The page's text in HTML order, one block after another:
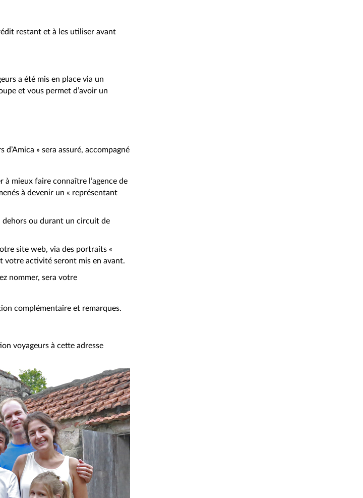
restant et à les utiliser avant
a été mis en place via un
et vous permet d’avoir un
d’Amica » sera assuré, accompagné
mieux faire connaître l’agence de
à devenir un « représentant
dehors ou durant un circuit de
site web, via des portraits «
votre activité seront mis en avant.
nommer, sera votre
complémentaire et remarques.
voyageurs à cette adresse